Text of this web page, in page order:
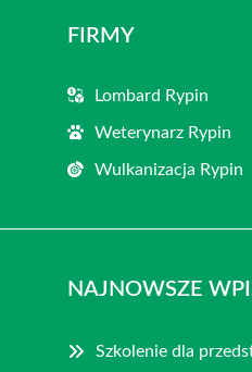
FIRMY
Lombard Rypin
Weterynarz Rypin
Wulkanizacja Rypin
NAJNOWSZE
Szkolenie dla